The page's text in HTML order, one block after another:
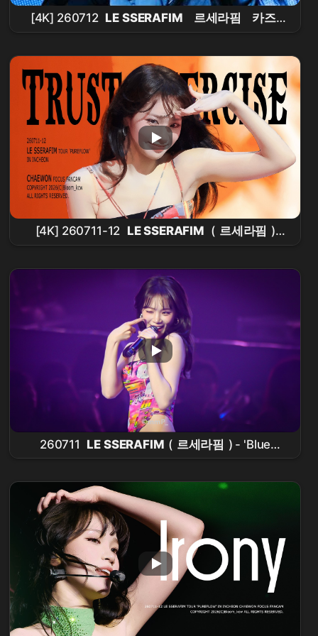
[4K] 260712 LE SSERAFIM 르세라핌
카즈
하
KAZUHA Iffy Iffy 직캠 FANCAM
[4K] 260711-12 LE SSERAFIM ( 르세라핌 )
PUREFLOW - 'Trust Exercise' CHAEWON
260711 LE SSERAFIM ( 르세라핌 ) - 'Blue
Flame' 김채원 직캠 | PUREFLOW in Incheon